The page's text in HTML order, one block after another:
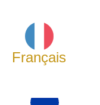
Français